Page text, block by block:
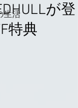
生活
が登
特典